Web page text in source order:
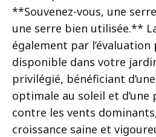
**Souvenez-vous, une
une serre bien utilisée.**
également par l’évaluation
disponible dans votre
privilégié, bénéficiant
optimale au soleil et
contre les vents
croissance saine et